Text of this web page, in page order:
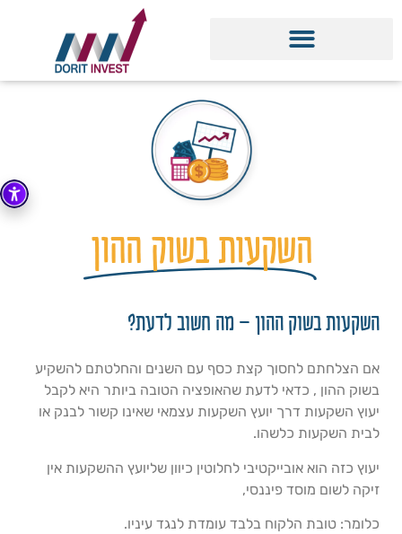
השקעות בשוק ההון
השקעות בשוק ההון – מה חשוב לדעת?
אם הצלחתם לחסוך קצת כסף עם השנים והחלטתם להשקיע
בשוק ההון , כדאי לדעת שהאופציה הטובה ביותר היא לקבל
יעוץ השקעות דרך יועץ השקעות עצמאי שאינו קשור לבנק או
לבית השקעות כלשהו.
יעוץ כזה הוא אובייקטיבי לחלוטין כיוון שליועץ ההשקעות אין
זיקה לשום מוסד פיננסי,
כלומר: טובת הלקוח בלבד עומדת לנגד עיניו.